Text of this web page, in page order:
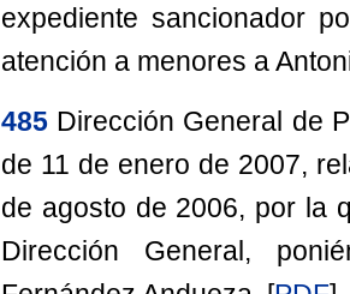
expediente sancionador
atención a menores a
485 Dirección General de
de 11 de enero de 2007,
de agosto de 2006, por la
Dirección General,